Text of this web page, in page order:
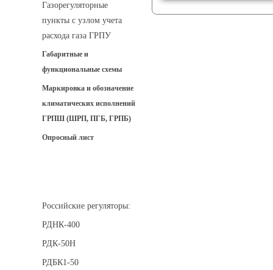
Газорегуляторные
пункты с узлом учета
расхода газа ГРПУ
Габаритные и
функциональные схемы
Маркировка и обозначение
климатических исполнений
ГРПШ (ШРП, ПГБ, ГРПБ)
Опросный лист
Российские регуляторы:
РДНК-400
РДК-50Н
РДБК1-50